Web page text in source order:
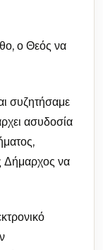
ο Θεός να
συζητήσαμε
ασυδοσία
Δήμαρχος να